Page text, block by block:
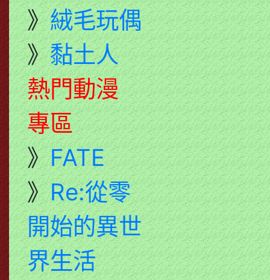
》絨毛玩偶
》黏土人
熱門動漫
專區
》FATE
》Re:從零
開始的異世
界生活